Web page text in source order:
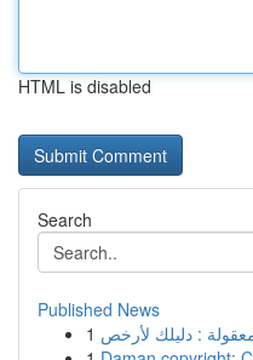
HTML is disabled
Search
Published News
1